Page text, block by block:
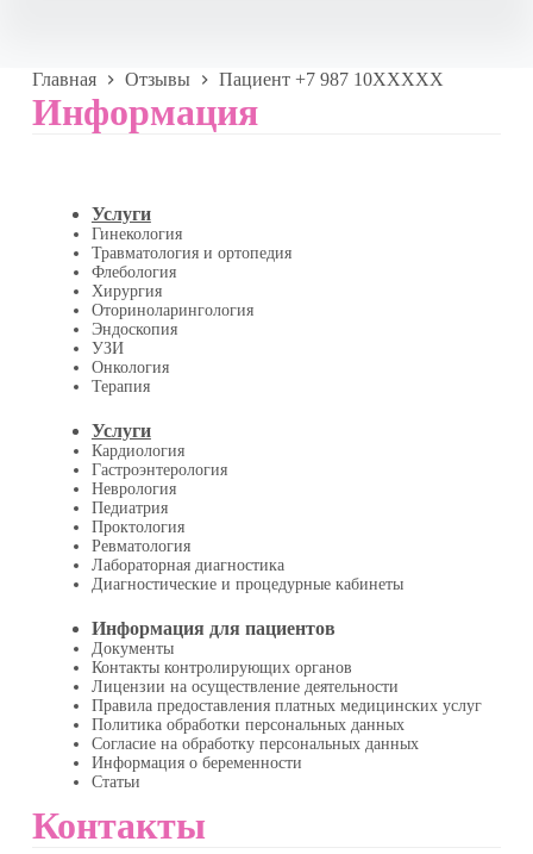
Главная Отзывы Пациент +7 987 10XXXXX
Информация
Услуги
Гинекология
Травматология и ортопедия
Флебология
Хирургия
Оториноларингология
Эндоскопия
УЗИ
Онкология
Терапия
Услуги
Кардиология
Гастроэнтерология
Неврология
Педиатрия
Проктология
Ревматология
Лабораторная диагностика
Диагностические и процедурные кабинеты
Информация для пациентов
Документы
Контакты контролирующих органов
Лицензии на осуществление деятельности
Правила предоставления платных медицинских услуг
Политика обработки персональных данных
Согласие на обработку персональных данных
Информация о беременности
Статьи
Контакты